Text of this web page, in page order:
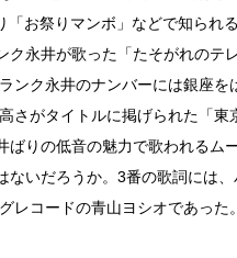
「お祭りマンボ」などで知られ
ク永井が歌った「たそがれのテ
ンク永井のナンバーには銀座を
さがタイトルに掲げられた「東
りの低音の魅力で歌われるム
ないだろうか。3番の歌詞には、
レコードの青山ヨシオであった